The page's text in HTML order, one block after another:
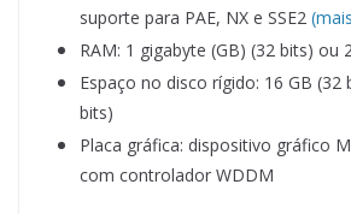
suporte para PAE, NX e SSE2
RAM: 1 gigabyte (GB) (32 bits) ou
Espaço no disco rígido: 16 GB (32
bits)
Placa gráfica: dispositivo gráfico
com controlador WDDM